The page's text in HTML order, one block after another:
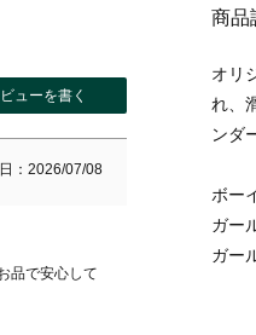
2026/07/08
品で安心して
ューを書く
商品
オリ
れ、
ンダ
ボー
ガー
ガー